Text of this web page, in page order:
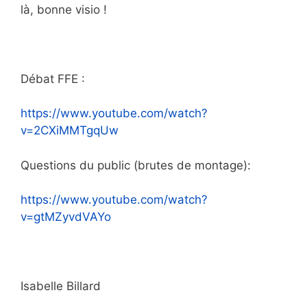
là, bonne visio !
Débat FFE :
https://www.youtube.com/watch?
v=2CXiMMTgqUw
Questions du public (brutes de montage):
https://www.youtube.com/watch?
v=gtMZyvdVAYo
Isabelle Billard